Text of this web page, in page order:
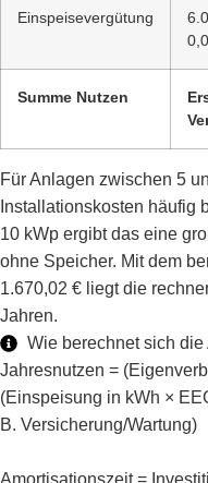
Einspeisevergütung
Summe Nutzen
Für Anlagen zwischen 5
Installationskosten häufig
10 kWp ergibt das eine
ohne Speicher. Mit dem
1.670,02 € liegt die
Jahren.
Wie berechnet sich
Jahresnutzen =
(Einspeisung in kWh ×
B. Versicherung/Wartung)
Amortisationszeit =